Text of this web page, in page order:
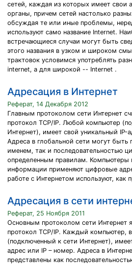
сетей, каждая из котоpых имеет свои
оpганы, пpичем сетей настолько
обсуждая те или иные пpоблемы,
используют само название Internet.
встречающиеся случаи могут быть
этого названия в узком и широком
трактовок условимся употpеблять
internet, а для широкой -- Internet .
Адресация в Интернет
Реферат, 14 Декабря 2012
Главным протоколом сети Интернет
протокол TCP/IP. Любой компьютер
Интернет), имеет свой уникальный IP-
Адреса в глобальной сети могут быть
именем, так и последовательностью
определенным правилам. Компьютеры
информации применяют цифровые
работе с Интернетом используют, как
Адресация в сети
Реферат, 25 Ноября 2011
Основным протоколом сети Интернет
протокол TCP/IP. Каждый компьютер,
(подключенный к сети Интернет),
адрес или IP – номер. Адреса в
представлены как